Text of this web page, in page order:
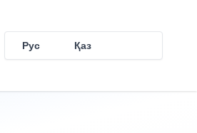
Рус Қаз